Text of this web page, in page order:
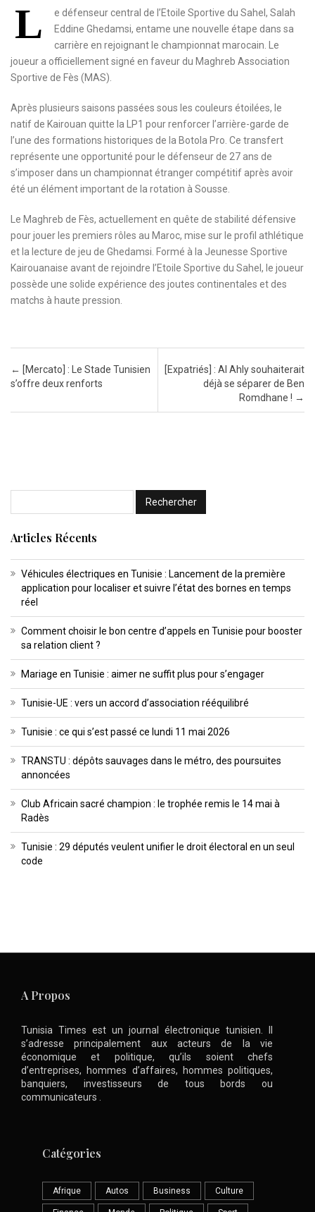
L
e défenseur central de l’Etoile Sportive du Sahel, Salah
Eddine Ghedamsi, entame une nouvelle étape dans sa
carrière en rejoignant le championnat marocain. Le
joueur a officiellement signé en faveur du Maghreb Association
Sportive de Fès (MAS).
Après plusieurs saisons passées sous les couleurs étoilées, le
natif de Kairouan quitte la LP1 pour renforcer l’arrière-garde de
l’une des formations historiques de la Botola Pro. Ce transfert
représente une opportunité pour le défenseur de 27 ans de
s’imposer dans un championnat étranger compétitif après avoir
été un élément important de la rotation à Sousse.
Le Maghreb de Fès, actuellement en quête de stabilité défensive
pour jouer les premiers rôles au Maroc, mise sur le profil athlétique
et la lecture de jeu de Ghedamsi. Formé à la Jeunesse Sportive
Kairouanaise avant de rejoindre l’Etoile Sportive du Sahel, le joueur
possède une solide expérience des joutes continentales et des
matchs à haute pression.
Post navigation
← [Mercato] : Le Stade Tunisien
s’offre deux renforts
[Expatriés] : Al Ahly souhaiterait
déjà se séparer de Ben
Romdhane ! →
Articles Récents
Véhicules électriques en Tunisie : Lancement de la première
application pour localiser et suivre l’état des bornes en temps
réel
Comment choisir le bon centre d’appels en Tunisie pour booster
sa relation client ?
Mariage en Tunisie : aimer ne suffit plus pour s’engager
Tunisie-UE : vers un accord d’association rééquilibré
Tunisie : ce qui s’est passé ce lundi 11 mai 2026
TRANSTU : dépôts sauvages dans le métro, des poursuites
annoncées
Club Africain sacré champion : le trophée remis le 14 mai à
Radès
Tunisie : 29 députés veulent unifier le droit électoral en un seul
code
A Propos
Tunisia Times est un journal électronique tunisien. Il
s’adresse principalement aux acteurs de la vie
économique et politique, qu’ils soient chefs
d’entreprises, hommes d’affaires, hommes politiques,
banquiers, investisseurs de tous bords ou
communicateurs .
Catégories
Afrique Autos Business Culture